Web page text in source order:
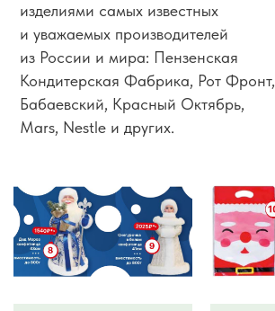
изделиями самых известных
и уважаемых производителей
из России и мира: Пензенская
Кондитерская Фабрика, Рот Фронт,
Бабаевский, Красный Октябрь,
Mars, Nestle и других.